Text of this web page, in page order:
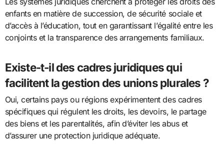
enfants en matière de succession, de sécurité sociale et
d’accès à l’éducation, tout en garantissant l’égalité entre les
conjoints et la transparence des arrangements familiaux.
Existe-t-il des cadres juridiques qui
facilitent la gestion des unions plurales ?
Oui, certains pays ou régions expérimentent des cadres
spécifiques qui régulent les droits, les devoirs, le partage
des biens et les parentalités, afin d’éviter les abus et
d’assurer une protection juridique adéquate.